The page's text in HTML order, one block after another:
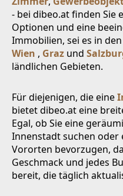
- bei dibeo.at finden Sie
Optionen und eine
Immobilien, sei es in
Wien , Graz und
ländlichen Gebieten.
Für diejenigen, die eine
bietet dibeo.at eine
Egal, ob Sie eine
Innenstadt suchen oder
Vororten bevorzugen,
Geschmack und jedes
bereit, die täglich